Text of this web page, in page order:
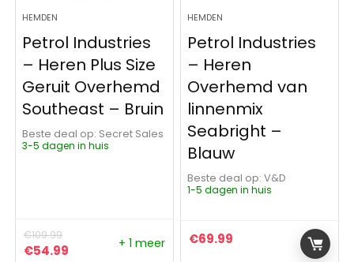
HEMDEN
Petrol Industries
– Heren Plus Size
Geruit Overhemd
Southeast – Bruin
Beste deal op:
Secret Sales
3-5 dagen in huis
€109.99
Oorspronkelijke prijs was: €109.99.
€54.99 Huidige prijs is: €54.99.
+ 1 meer
HEMDEN
Petrol Industries
– Heren
Overhemd van
linnenmix
Seabright –
Blauw
Beste deal op:
V&D
1-5 dagen in huis
€69.99